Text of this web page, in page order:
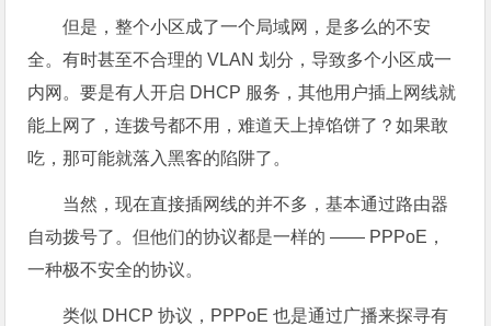
但是，整个小区成了一个局域网，是多么的不安
全。有时甚至不合理的 VLAN 划分，导致多个小区成一
内网。要是有人开启 DHCP 服务，其他用户插上网线就
能上网了，连拨号都不用，难道天上掉馅饼了？如果敢
吃，那可能就落入黑客的陷阱了。
当然，现在直接插网线的并不多，基本通过路由器
自动拨号了。但他们的协议都是一样的 —— PPPoE，
一种极不安全的协议。
类似 DHCP 协议，PPPoE 也是通过广播来探寻有